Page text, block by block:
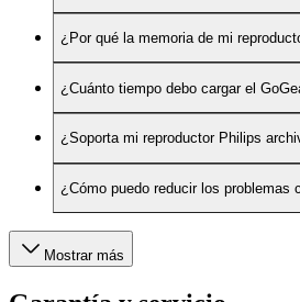
¿Por qué la memoria de mi
¿Cuánto tiempo debo cargar el
¿Soporta mi reproductor Philips
¿Cómo puedo reducir los problemas
Mostrar más